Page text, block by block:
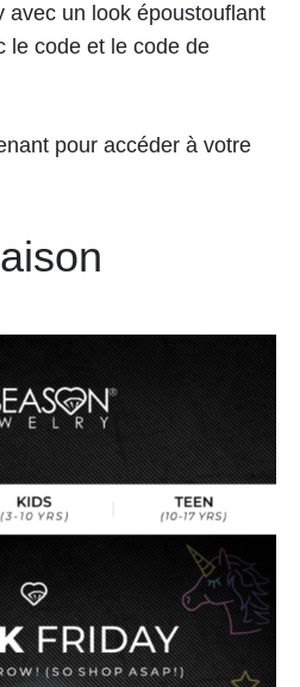
avec un look époustouflant
le code et le code de
pour accéder à votre